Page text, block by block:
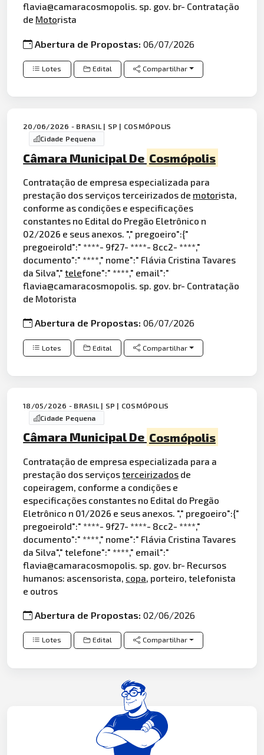
flavia@camaracosmopolis. sp. gov. br- Contratação
de Motorista
Abertura de Propostas:06/07/2026
Lotes Edital Compartilhar
20/06/2026 - BRASIL | SP | COSMÓPOLIS
Cidade Pequena
Câmara Municipal De Cosmópolis
Contratação de empresa especializada para
prestação dos serviços terceirizados de motorista,
conforme as condições e especificações
constantes no Edital do Pregão Eletrônico n
02/2026 e seus anexos. "," pregoeiro":{"
pregoeiroId":" ****- 9f27- ****- 8cc2- ****,"
documento":" ****," nome":" Flávia Cristina Tavares
da Silva","telefone":" ****," email":"
flavia@camaracosmopolis. sp. gov. br- Contratação
de Motorista
Abertura de Propostas:06/07/2026
Lotes Edital Compartilhar
18/05/2026 - BRASIL | SP | COSMÓPOLIS
Cidade Pequena
Câmara Municipal De Cosmópolis
Contratação de empresa especializada para a
prestação dos serviçosterceirizados de
copeiragem, conforme a condições e
especificações constantes no Edital do Pregão
Eletrônico n 01/2026 e seus anexos. "," pregoeiro":{"
pregoeiroId":" ****- 9f27- ****- 8cc2- ****,"
documento":" ****," nome":" Flávia Cristina Tavares
da Silva"," telefone":" ****," email":"
flavia@camaracosmopolis. sp. gov. br- Recursos
humanos: ascensorista, copa , porteiro, telefonista
e outros
Abertura de Propostas:02/06/2026
Lotes Edital Compartilhar